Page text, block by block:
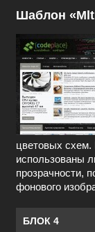
Шаблон
цветовых схем.
использованы
прозрачности,
фонового
БЛОК 4